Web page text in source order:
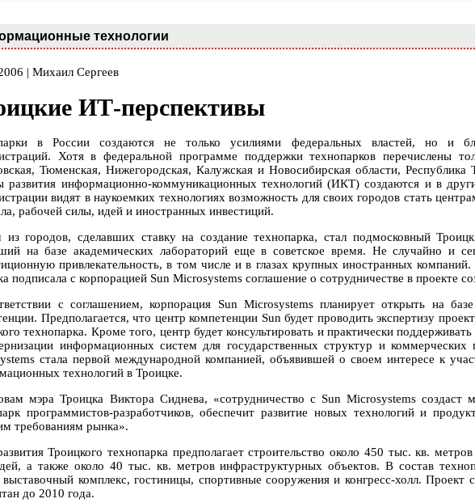
технологии
| Михаил Сергеев
ИТ-перспективы
в России создаются не только усилиями федеральных властей, но и
Хотя в федеральной программе поддержки технопарков перечислены
Тюменская, Нижегородская, Калужская и Новосибирская области, Республика
развития информационно-коммуникационных технологий (ИКТ) создаются и в
видят в наукоемких технологиях возможность для своих городов стать
рабочей силы, идей и иностранных инвестиций.
городов, сделавших ставку на создание технопарка, стал подмосковный
на базе академических лабораторий еще в советское время. Не случайно и
привлекательность, в том числе и в глазах крупных иностранных
подписала с корпорацией Sun Microsystems соглашение о сотрудничестве в проекте
с соглашением, корпорация Sun Microsystems планирует открыть на
Предполагается, что центр компетенции Sun будет проводить экспертизу
технопарка. Кроме того, центр будет консультировать и практически
информационных систем для государственных структур и коммерческих
стала первой международной компанией, объявившей о своем интересе к
технологий в Троицке.
мэра Троицка Виктора Сиднева, «сотрудничество с Sun Microsystems
программистов-разработчиков, обеспечит развитие новых технологий и
требованиям рынка».
Троицкого технопарка предполагает строительство около 450 тыс. кв.
а также около 40 тыс. кв. метров инфраструктурных объектов. В состав
выставочный комплекс, гостиницы, спортивные сооружения и конгресс-холл. Проект
до 2010 года.